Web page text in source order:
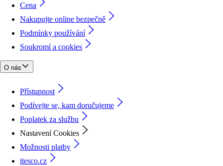
Cena
Nakupujte online bezpečně
Podmínky používání
Soukromí a cookies
O nás
Přístupnost
Podívejte se, kam doručujeme
Poplatek za službu
Nastavení Cookies
Možnosti platby
itesco.cz